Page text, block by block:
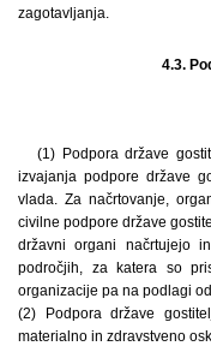
zagotavljanja.
4.3.
(1) Podpora države
izvajanja podpore države
vlada. Za načrtovanje,
civilne podpore države
državni organi načrtujejo
področjih, za katera so
organizacije pa na podlagi
(2) Podpora države
materialno in zdravstveno